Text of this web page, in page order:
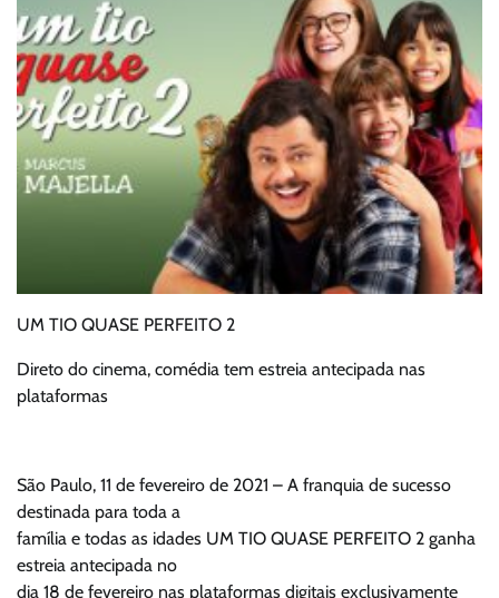
UM TIO QUASE PERFEITO 2
Direto do cinema, comédia tem estreia antecipada nas
plataformas
São Paulo, 11 de fevereiro de 2021 – A franquia de sucesso
destinada para toda a
família e todas as idades UM TIO QUASE PERFEITO 2 ganha
estreia antecipada no
dia 18 de fevereiro nas plataformas digitais exclusivamente